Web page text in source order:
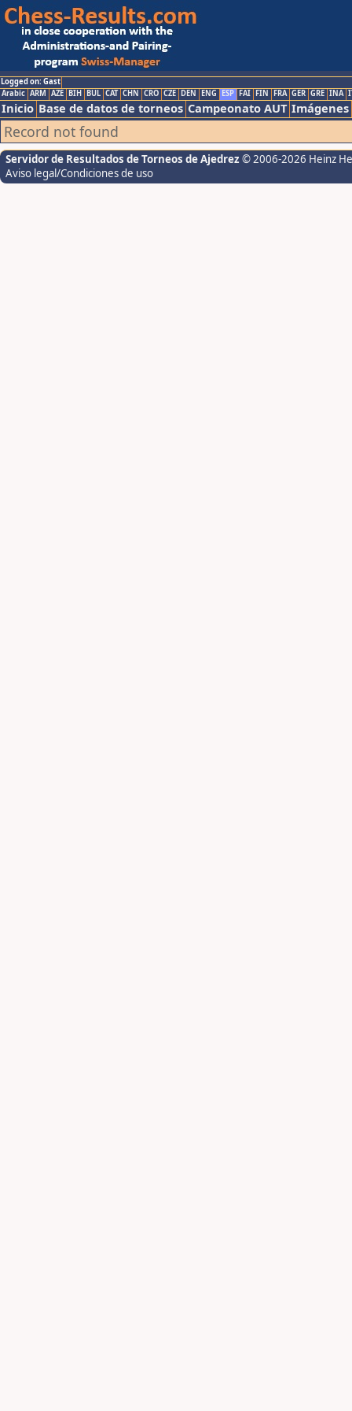
Logged on: Gast
Arabic ARM AZE BIH BUL CAT CHN CRO CZE DEN ENG ESP FAI FIN FRA GER GRE INA
Inicio Base de datos de torneos Campeonato AUT Imágenes
Record not found
Servidor de Resultados de Torneos de Ajedrez © 2006-2026 Heinz
Aviso legal/Condiciones de uso